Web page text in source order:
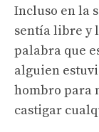
Incluso en la
sentía libre y
palabra que
alguien
hombro para
castigar